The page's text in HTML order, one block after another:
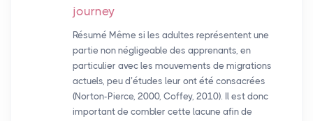
journey
Résumé Même si les adultes représentent une
partie non négligeable des apprenants, en
particulier avec les mouvements de migrations
actuels, peu d’études leur ont été consacrées
(Norton-Pierce, 2000, Coffey, 2010). Il est donc
important de combler cette lacune afin de